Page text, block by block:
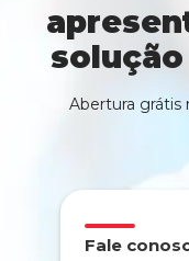
solução
Abertura grátis
Fale